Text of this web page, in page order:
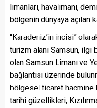
limanları, havalimanı,
bölgenin dünyaya açılan
“Karadeniz’in incisi”
turizm alanı Samsun, ilgi
olan Samsun Limanı ve
bağlantısı üzerinde
bölgesel ticaret hacmine
tarihi güzellikleri,